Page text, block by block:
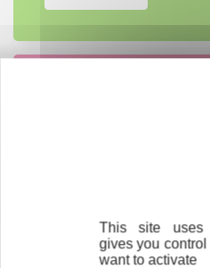
This site uses
gives you
want to activate